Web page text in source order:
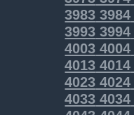
3983 3984
3993 3994
4003 4004
4013 4014
4023 4024
4033 4034